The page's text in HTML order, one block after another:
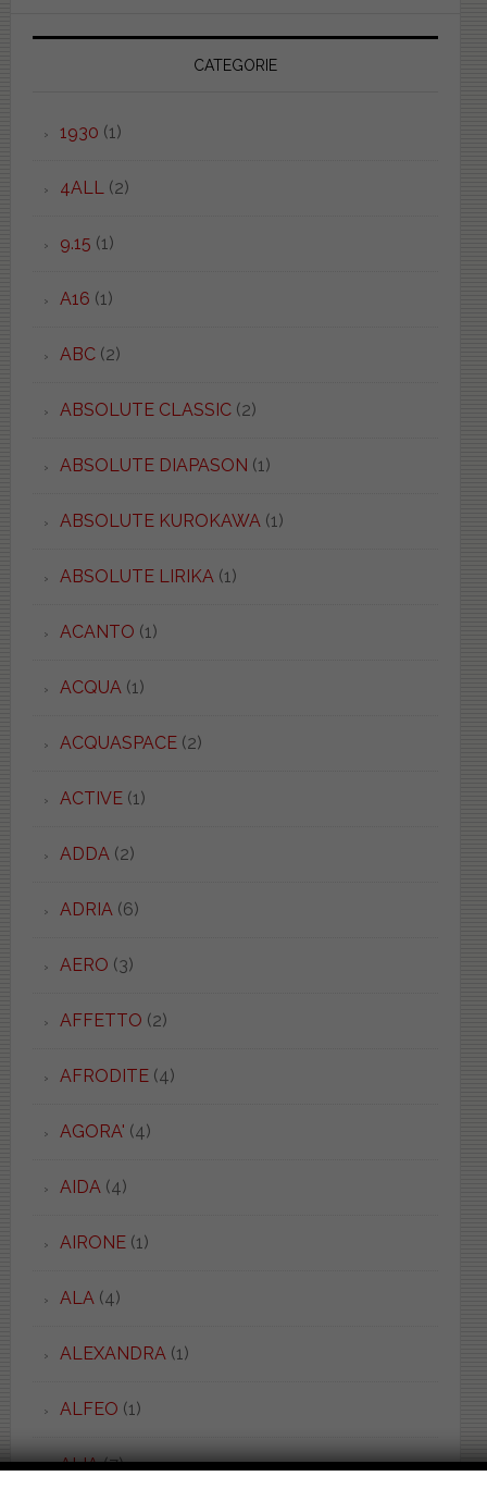
CATEGORIE
1930 (1)
4ALL (2)
9.15 (1)
A16 (1)
ABC(2)
ABSOLUTE CLASSIC(2)
ABSOLUTE DIAPASON (1)
ABSOLUTE KUROKAWA (1)
ABSOLUTE LIRIKA (1)
ACANTO (1)
ACQUA (1)
ACQUASPACE(2)
ACTIVE(1)
ADDA (2)
ADRIA (6)
AERO (3)
AFFETTO (2)
AFRODITE(4)
AGORA' (4)
AIDA (4)
AIRONE(1)
ALA (4)
ALEXANDRA (1)
ALFEO (1)
ALIA(7)